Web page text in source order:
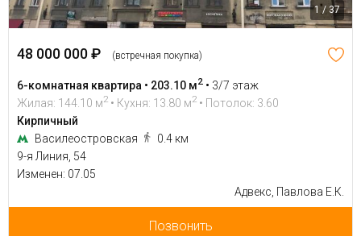
1 / 37
48 000 000 ₽ (встречная покупка)
6-комнатная квартира • 203.10 м2 • 3/7 этаж
Жилая: 144.10 м2 • Кухня: 13.80 м2 • Потолок: 3.60
Кирпичный
Василеостровская
0.4 км
9-я Линия, 54
Изменен: 07.05
Адвекс, Павлова Е.К.
Позвонить